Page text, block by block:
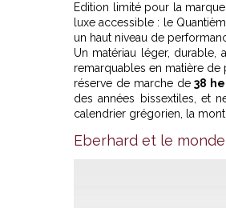
Edition limité pour la
luxe accessible : le
un haut niveau de
Un matériau léger, durable,
remarquables en matière
réserve de marche de 38
des années bissextiles, et
calendrier grégorien, la
Eberhard et le